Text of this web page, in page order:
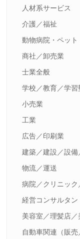
人材系サービス
介護／福祉
動物病院・ペット
商社／卸売業
士業全般
学校／教育／学
小売業
工業
広告／印刷業
建築／建設／設備
物流／運送
病院／クリニッ
経営コンサルタン
美容室／理髪店
自動車関連（販売